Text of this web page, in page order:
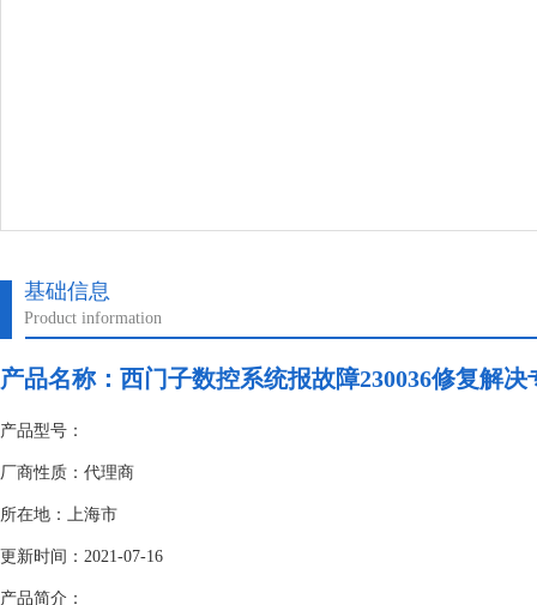
基础信息
Product information
产品名称： 西门子数控系统报故障230036修复解决
产品型号：
厂商性质：代理商
所在地：上海市
更新时间：2021-07-16
产品简介：